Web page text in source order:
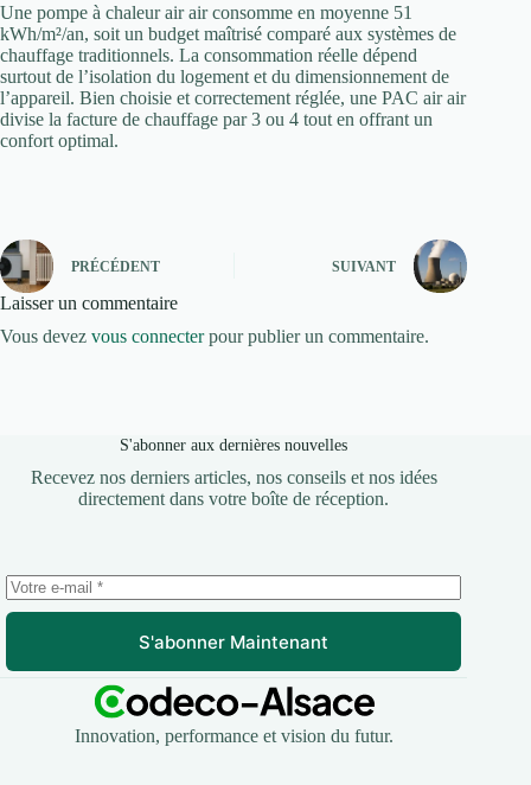
Une pompe à chaleur air air consomme en moyenne 51
kWh/m²/an, soit un budget maîtrisé comparé aux systèmes de
chauffage traditionnels. La consommation réelle dépend
surtout de l’isolation du logement et du dimensionnement de
l’appareil. Bien choisie et correctement réglée, une PAC air air
divise la facture de chauffage par 3 ou 4 tout en offrant un
confort optimal.
PRÉCÉDENT SUIVANT
Laisser un commentaire
Vous devez vous connecterpour publier un commentaire.
S'abonner aux dernières nouvelles
Recevez nos derniers articles, nos conseils et nos idées
directement dans votre boîte de réception.
S'abonner Maintenant
Innovation, performance et vision du futur.